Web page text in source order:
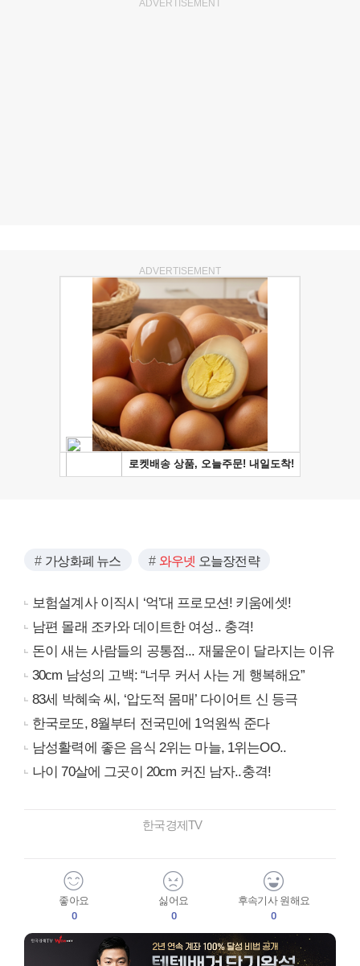
ADVERTISEMENT
ADVERTISEMENT
가상화폐 뉴스 와우넷 오늘장전략
보험설계사 이직시 ‘억’대 프로모션! 키움에셋!
남편 몰래 조카와 데이트한 여성.. 충격!
돈이 새는 사람들의 공통점... 재물운이 달라지는 이유
30cm 남성의 고백: “너무 커서 사는 게 행복해요”
83세 박혜숙 씨, ‘압도적 몸매’ 다이어트 신 등극
한국로또, 8월부터 전국민에 1억원씩 준다
남성활력에 좋은 음식 2위는 마늘, 1위는OO..
나이 70살에 그곳이 20cm 커진 남자..충격!
한국경제TV
좋아요
0
싫어요
0
후속기사 원해요
0